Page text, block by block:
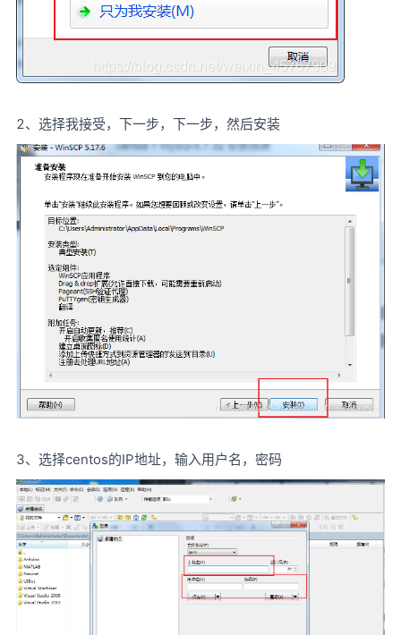
2、选择我接受，下一步，下一步，然后安装
3、选择centos的IP地址，输入用户名，密码